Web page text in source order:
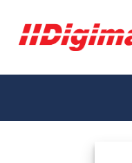
περιεχόμενο